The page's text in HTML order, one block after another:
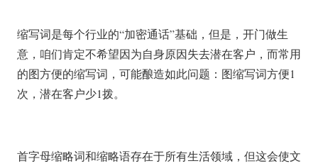
缩写词是每个行业的“加密通话”基础，但是，开门做生
意，咱们肯定不希望因为自身原因失去潜在客户，而常用
的图方便的缩写词，可能酿造如此问题：图缩写词方便1
次，潜在客户少1拨。
首字母缩略词和缩略语存在于所有生活领域，但这会使文